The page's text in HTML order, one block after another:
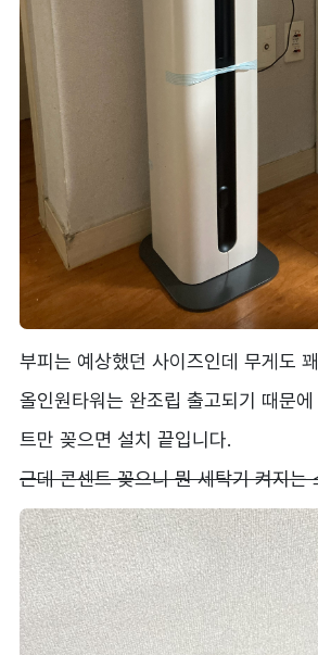
부피는 예상했던 사이즈인데 무게도
올인원타워는 완조립 출고되기 때문
트만 꽂으면 설치 끝입니다.
근데 콘센트 꽂으니 뭔 세탁기 켜지는